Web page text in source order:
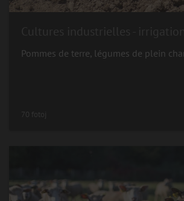
Pommes de terre, légumes de plein
70 fotoj